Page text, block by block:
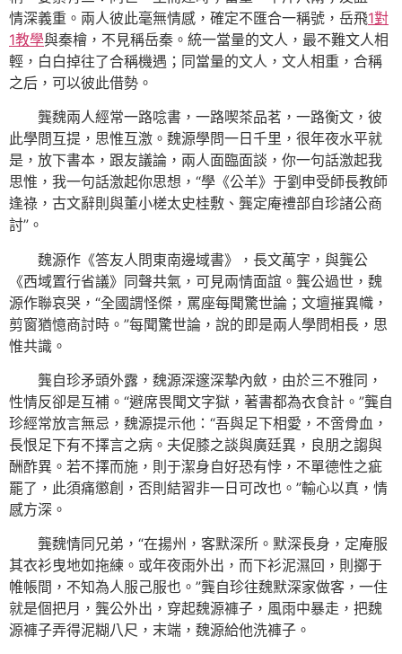
情深義重。兩人彼此毫無情感，確定不匯合一稱號，岳飛1對
1教學與秦檜，不見稱岳秦。統一當量的文人，最不難文人相
輕，白白掉往了合稱機遇；同當量的文人，文人相重，合稱
之后，可以彼此借勢。
龔魏兩人經常一路唸書，一路喫茶品茗，一路衡文，彼
此學問互提，思惟互激。魏源學問一日千里，很年夜水平就
是，放下書本，跟友議論，兩人面臨面談，你一句話激起我
思惟，我一句話激起你思想，“學《公羊》于劉申受師長教師
逢祿，古文辭則與董小槎太史桂敷、龔定庵禮部自珍諸公商
討”。
魏源作《答友人問東南邊域書》，長文萬字，與龔公
《西域置行省議》同聲共氣，可見兩情面誼。龔公過世，魏
源作聯哀哭，“全國謂怪傑，罵座每聞驚世論；文壇摧異幟，
剪窗猶憶商討時。”每聞驚世論，說的即是兩人學問相長，思
惟共識。
龔自珍矛頭外露，魏源深邃深摯內斂，由於三不雅同，
性情反卻是互補。“避席畏聞文字獄，著書都為衣食計。”龔自
珍經常放言無忌，魏源提示他：“吾與足下相愛，不啻骨血，
長恨足下有不擇言之病。夫促膝之談與廣廷異，良朋之謅與
酬酢異。若不擇而施，則于潔身自好恐有悖，不單德性之疵
罷了，此須痛懲創，否則結習非一日可改也。”輸心以真，情
感方深。
龔魏情同兄弟，“在揚州，客默深所。默深長身，定庵服
其衣衫曳地如拖練。或年夜雨外出，而下衫泥濕回，則擲于
帷帳間，不知為人服己服也。”龔自珍往魏默深家做客，一住
就是個把月，龔公外出，穿起魏源褲子，風雨中暴走，把魏
源褲子弄得泥糊八尺，末端，魏源給他洗褲子。